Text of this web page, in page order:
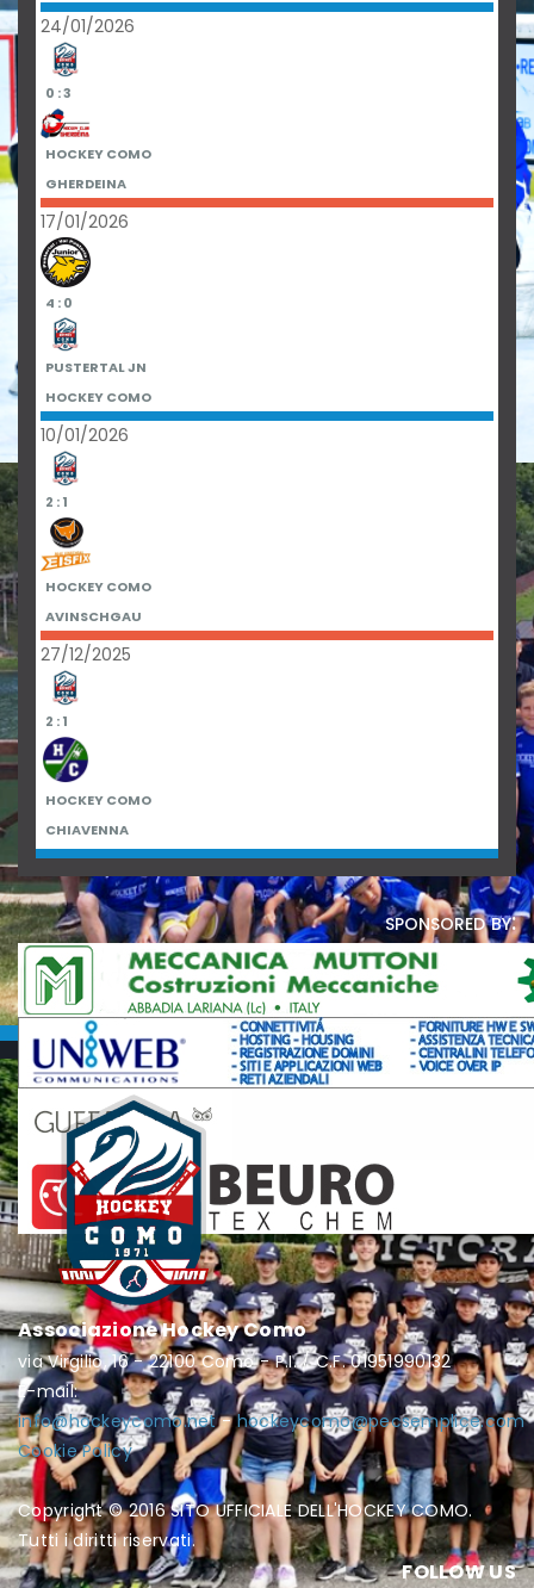
24/01/2026
0 : 3
HOCKEY COMO
GHERDEINA
17/01/2026
4 : 0
PUSTERTAL JN
HOCKEY COMO
10/01/2026
2 : 1
HOCKEY COMO
AVINSCHGAU
27/12/2025
2 : 1
HOCKEY COMO
CHIAVENNA
sponsored by:
Associazione Hockey Como
via Virgilio, 16 - 22100 Como - P.I. / C.F. 01951990132
E-mail:
info@hockeycomo.net-hockeycomo@pecsemplice.com
Cookie Policy
Copyright © 2016 SITO UFFICIALE DELL'HOCKEY COMO.
Tutti i diritti riservati.
FOLLOW US